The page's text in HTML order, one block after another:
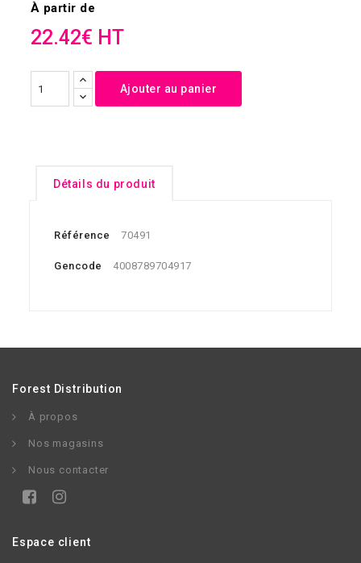
À partir de
22.42€ HT
Ajouter au panier
Détails du produit
Référence 70491
Gencode 4008789704917
Forest Distribution
À propos
Nos magasins
Nous contacter
Espace client